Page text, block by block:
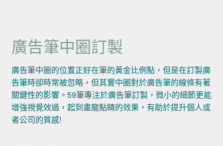
廣告筆中圈訂製
廣告筆中圈的位置正好在筆的黃金比例點，但是在訂製廣
告筆時卻時常被忽略，但其實中圈對於廣告筆的線條有著
關鍵性的影響。59筆專注於廣告筆訂製，微小的細節更能
增強視覺效過，起到畫龍點睛的效果，有助於提升個人或
者公司的質感!